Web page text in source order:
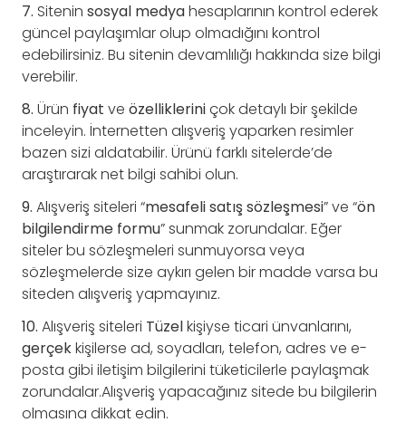
7. Sitenin sosyal medyahesaplarının kontrol ederek
güncel paylaşımlar olup olmadığını kontrol
edebilirsiniz. Bu sitenin devamlılığı hakkında size bilgi
verebilir.
8. Ürün fiyat ve özellikleriniçok detaylı bir şekilde
inceleyin. İnternetten alışveriş yaparken resimler
bazen sizi aldatabilir. Ürünü farklı sitelerde’de
araştırarak net bilgi sahibi olun.
9. Alışveriş siteleri “mesafeli satış sözleşmesi” ve “ön
bilgilendirme formu” sunmak zorundalar. Eğer
siteler bu sözleşmeleri sunmuyorsa veya
sözleşmelerde size aykırı gelen bir madde varsa bu
siteden alışveriş yapmayınız.
10. Alışveriş siteleri Tüzelkişiyse ticari ünvanlarını,
gerçekkişilerse ad, soyadları, telefon, adres ve e-
posta gibi iletişim bilgilerini tüketicilerle paylaşmak
zorundalar.Alışveriş yapacağınız sitede bu bilgilerin
olmasına dikkat edin.